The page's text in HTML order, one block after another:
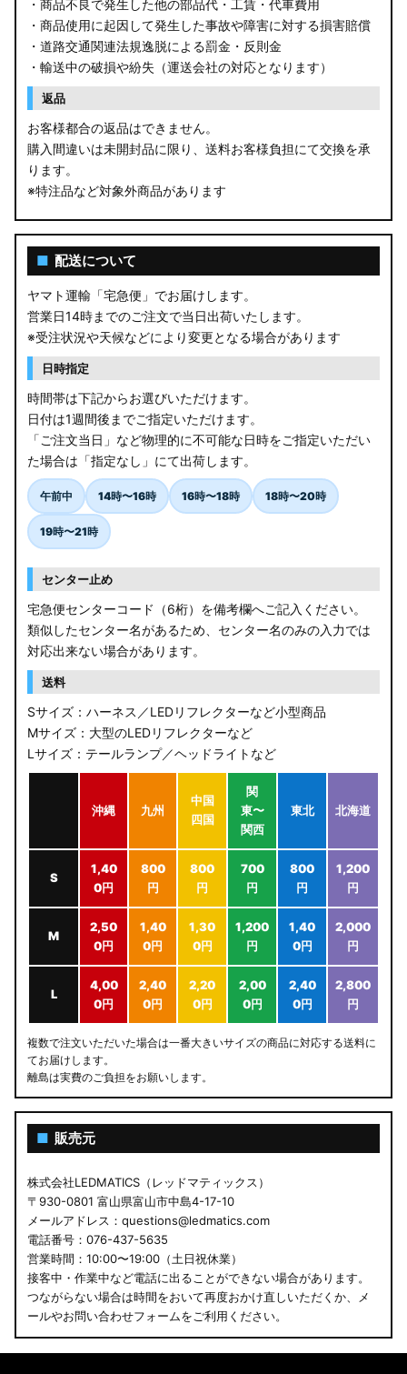
・商品不良で発生した他の部品代・工賃・代車費用
・商品使用に起因して発生した事故や障害に対する損害賠償
・道路交通関連法規逸脱による罰金・反則金
・輸送中の破損や紛失（運送会社の対応となります）
返品
お客様都合の返品はできません。
購入間違いは未開封品に限り、送料お客様負担にて交換を承
ります。
※特注品など対象外商品があります
■ 配送について
ヤマト運輸「宅急便」でお届けします。
営業日14時までのご注文で当日出荷いたします。
※受注状況や天候などにより変更となる場合があります
日時指定
時間帯は下記からお選びいただけます。
日付は1週間後までご指定いただけます。
「ご注文当日」など物理的に不可能な日時をご指定いただい
た場合は「指定なし」にて出荷します。
午前中 14時〜16時 16時〜18時 18時〜20時
19時〜21時
センター止め
宅急便センターコード（6桁）を備考欄へご記入ください。
類似したセンター名があるため、センター名のみの入力では
対応出来ない場合があります。
送料
Sサイズ：ハーネス／LEDリフレクターなど小型商品
Mサイズ：大型のLEDリフレクターなど
Lサイズ：テールランプ／ヘッドライトなど
沖縄 九州
中国
四国
関
東〜
関西
東北 北海道
S
1,40
0円
800
円
800
円
700
円
800
円
1,200
円
M
2,50
0円
1,40
0円
1,30
0円
1,200
円
1,40
0円
2,000
円
L
4,00
0円
2,40
0円
2,20
0円
2,00
0円
2,40
0円
2,800
円
複数で注文いただいた場合は一番大きいサイズの商品に対応する送料に
てお届けします。
離島は実費のご負担をお願いします。
■ 販売元
株式会社LEDMATICS（レッドマティックス）
〒930-0801 富山県富山市中島4-17-10
メールアドレス：questions@ledmatics.com
電話番号：076-437-5635
営業時間：10:00〜19:00（土日祝休業）
接客中・作業中など電話に出ることができない場合があります。
つながらない場合は時間をおいて再度おかけ直しいただくか、メ
ールやお問い合わせフォームをご利用ください。